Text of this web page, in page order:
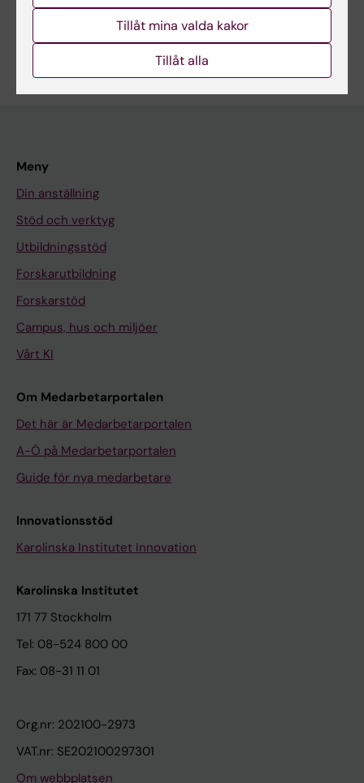
Meny
Din anställning
Stöd och verktyg
Utbildningsstöd
Forskarutbildning
Forskarstöd
Campus, hus och miljöer
Vårt KI
Om Medarbetarportalen
Det här är Medarbetarportalen
A-Ö på Medarbetarportalen
Guide för nya medarbetare
Innovationsstöd
Karolinska Institutet Innovation
Karolinska Institutet
171 77 Stockholm
Tel: 08-524 800 00
Fax: 08-31 11 01
Org.nr: 202100-2973
VAT.nr: SE202100297301
Om webbplatsen
Tillåt mina valda kakor
Tillåt alla